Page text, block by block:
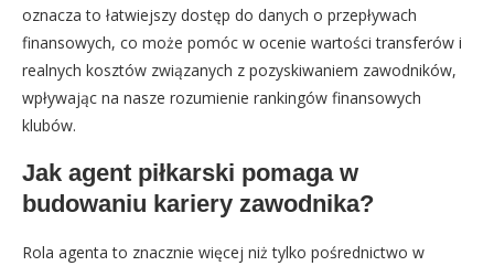
oznacza to łatwiejszy dostęp do danych o przepływach
finansowych, co może pomóc w ocenie wartości transferów i
realnych kosztów związanych z pozyskiwaniem zawodników,
wpływając na nasze rozumienie rankingów finansowych
klubów.
Jak agent piłkarski pomaga w
budowaniu kariery zawodnika?
Rola agenta to znacznie więcej niż tylko pośrednictwo w